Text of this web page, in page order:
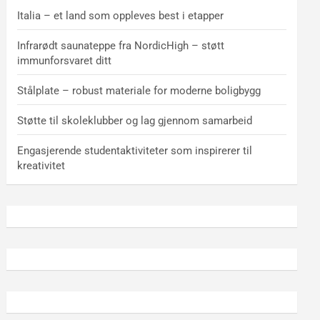
Italia – et land som oppleves best i etapper
Infrarødt saunateppe fra NordicHigh – støtt
immunforsvaret ditt
Stålplate – robust materiale for moderne boligbygg
Støtte til skoleklubber og lag gjennom samarbeid
Engasjerende studentaktiviteter som inspirerer til
kreativitet